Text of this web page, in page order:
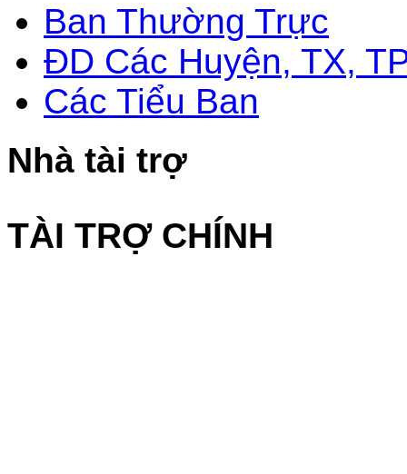
Ban Thường Trực
ĐD Các Huyện, TX,
Các Tiểu Ban
Nhà tài trợ
TÀI TRỢ CHÍNH